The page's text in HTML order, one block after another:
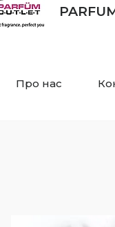
Про нас